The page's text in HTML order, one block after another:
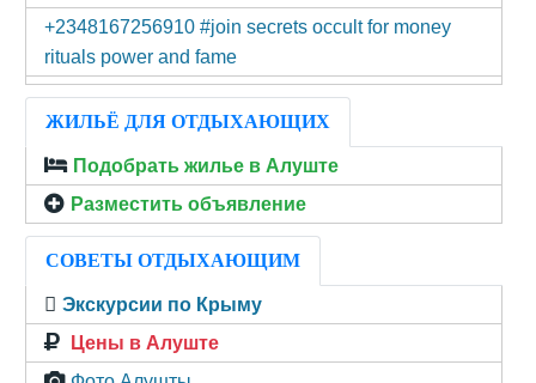
+2348167256910 #join secrets occult for money
rituals power and fame
ЖИЛЬЁ ДЛЯ ОТДЫХАЮЩИХ
Подобрать жилье в Алуште
Разместить объявление
СОВЕТЫ ОТДЫХАЮЩИМ
Экскурсии по Крыму
Цены в Алуште